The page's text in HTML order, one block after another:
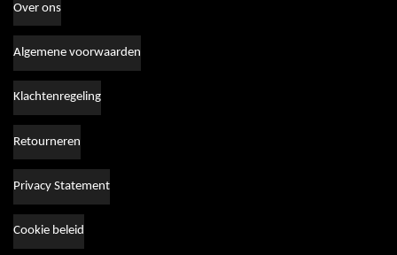
Over ons
Algemene voorwaarden
Klachtenregeling
Retourneren
Privacy Statement
Cookie beleid